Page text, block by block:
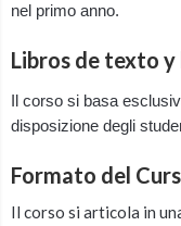
nel primo anno.
Libros de texto
Il corso si basa
disposizione degli
Formato del
Il corso si articola in